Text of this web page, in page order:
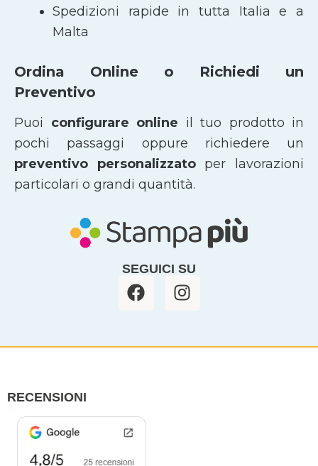
Spedizioni rapide in tutta Italia e a
Malta
Ordina Online o Richiedi un
Preventivo
Puoi configurare online il tuo prodotto in
pochi passaggi oppure richiedere un
preventivo personalizzatoper lavorazioni
particolari o grandi quantità.
SEGUICI SU
F
a
b
I
n
a
RECENSIONI